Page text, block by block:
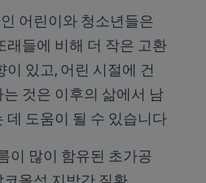
어린이와 청소년들은
래들에 비해 더 작은 고환
있고, 어린 시절에 건
것은 이후의 삶에서 남
데 도움이 될 수 있습니다
이 많이 함유된 초가공